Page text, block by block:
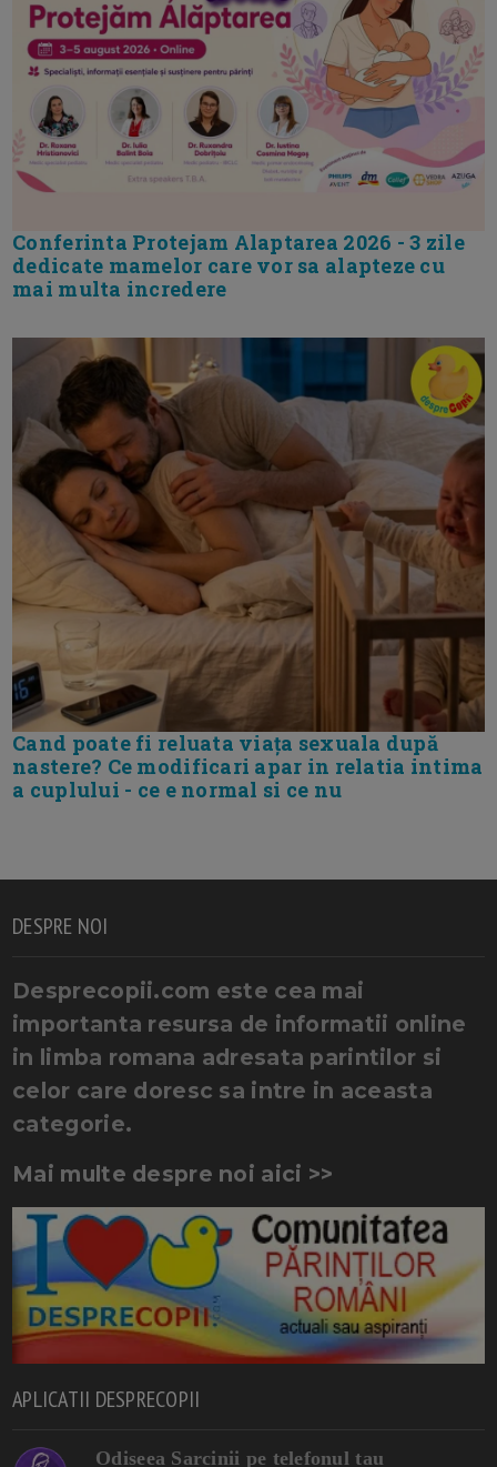
Conferinta Protejam Alaptarea 2026 - 3 zile
dedicate mamelor care vor sa alapteze cu
mai multa incredere
Cand poate fi reluata viața sexuala după
nastere? Ce modificari apar in relatia intima
a cuplului - ce e normal si ce nu
DESPRE NOI
Desprecopii.com este cea mai
importanta resursa de informatii online
in limba romana adresata parintilor si
celor care doresc sa intre in aceasta
categorie.
Mai multe despre noi aici >>
APLICATII DESPRECOPII
Odiseea Sarcinii pe telefonul tau